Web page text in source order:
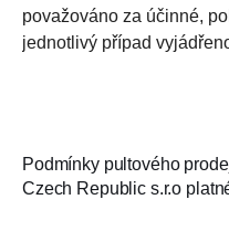
považováno za účinné,
jednotlivý případ
Podmínky pultového
Czech Republic s.r.o